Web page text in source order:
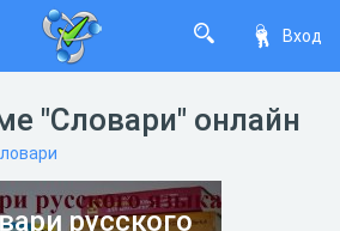
Вход
"Словари" онлайн
русского